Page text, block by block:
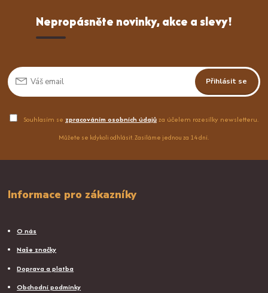
Nepropásněte novinky, akce a slevy!
Přihlásit se
Souhlasím se zpracováním osobních údajůza účelem rozesílky newsletteru.
Můžete se kdykoli odhlásit. Zasíláme jednou za 14 dní.
Informace pro zákazníky
O nás
Naše značky
Doprava a platba
Obchodní podmínky